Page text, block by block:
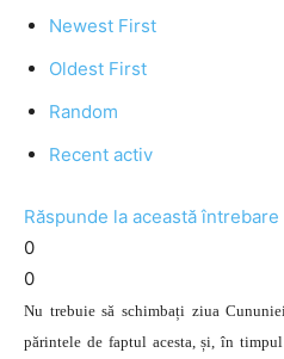
Newest First
Oldest First
Random
Recent activ
Răspunde la această întrebare
0
0
Nu trebuie să schimbați ziua
părintele de faptul acesta, și, în